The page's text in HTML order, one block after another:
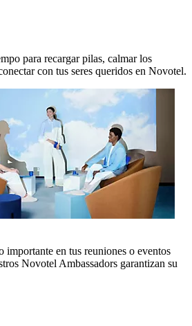
para recargar pilas, calmar los
con tus seres queridos en Novotel.
importante en tus reuniones o eventos
Novotel Ambassadors garantizan su